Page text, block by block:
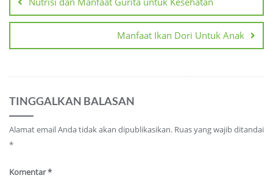
Manfaat Ikan Dori Untuk Anak
TINGGALKAN BALASAN
Alamat email Anda tidak akan dipublikasikan. Ruas yang wajib ditandai
*
Komentar*